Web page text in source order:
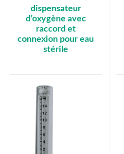
dispensateur
d’oxygène avec
raccord et
connexion pour eau
stérile